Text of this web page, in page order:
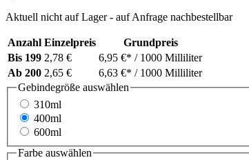
Aktuell nicht auf Lager - auf Anfrage nachbestellbar
Anzahl Einzelpreis
Grundpreis
Bis 199 2,78 € 6,95 €* / 1000 Milliliter
Ab 200 2,65 € 6,63 €* / 1000 Milliliter
Gebindegröße auswählen
310ml
400ml
600ml
Farbe auswählen